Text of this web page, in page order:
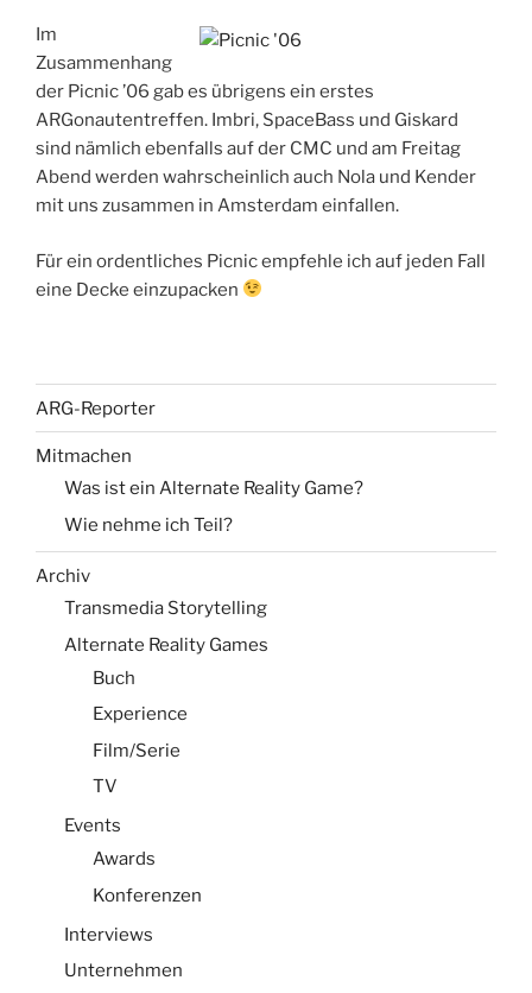
Im
Zusammenhang
der Picnic ’06 gab es übrigens ein erstes
ARGonautentreffen. Imbri, SpaceBass und Giskard
sind nämlich ebenfalls auf der CMC und am Freitag
Abend werden wahrscheinlich auch Nola und Kender
mit uns zusammen in Amsterdam einfallen.
Für ein ordentliches Picnic empfehle ich auf jeden Fall
eine Decke einzupacken
ARG-Reporter
Mitmachen
Was ist ein Alternate Reality Game?
Wie nehme ich Teil?
Archiv
Transmedia Storytelling
Alternate Reality Games
Buch
Experience
Film/Serie
TV
Events
Awards
Konferenzen
Interviews
Unternehmen